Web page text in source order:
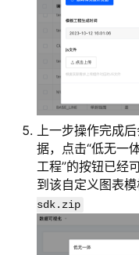
上一步操作完成
据，点击“低无一
工程”的按钮已经
到该自定义图表
sdk.zip